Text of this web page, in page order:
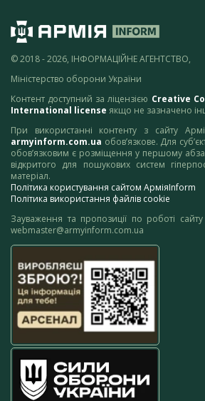
© 2018 - 2026, ІНФОРМАЦІЙНЕ АГЕНТСТВО,
Міністерство оборони України
Контент доступний за ліцензією Creative
International license якщо не зазначено
При використанні контенту з сайту
armyinform.com.ua обов’язкове. Для
обов’язковим є розміщення у першому
відкритого для пошукових систем
матеріал.
Політика користування сайтом АрміяInform
Політика використання файлів cookie
Зауваження та пропозиції по роботі
webmaster@armyinform.com.ua